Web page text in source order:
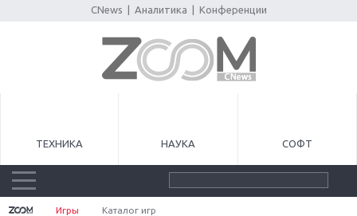
CNews Аналитика Конференции
ТЕХНИКА НАУКА СОФТ
Игры Каталог игр